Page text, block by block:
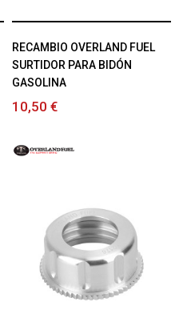
RECAMBIO OVERLAND FUEL
SURTIDOR PARA BIDÓN
GASOLINA
10,50 €